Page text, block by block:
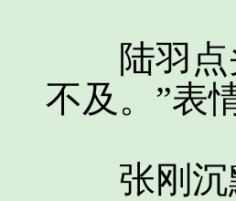
陆羽点头
不及。”表
张刚沉